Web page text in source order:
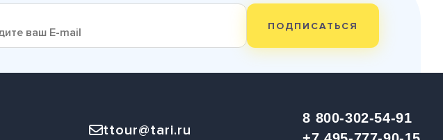
ПОДПИСАТЬСЯ
ttour@tari.ru
8 800-302-54-91